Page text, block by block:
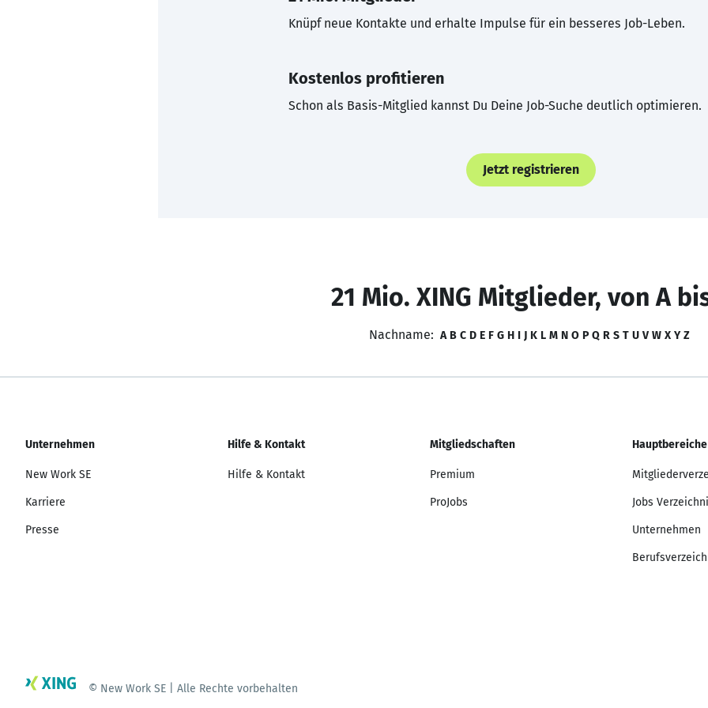
Knüpf neue Kontakte und erhalte Impulse für ein besseres Job-Leben.
Kostenlos profitieren
Schon als Basis-Mitglied kannst Du Deine Job-Suche deutlich optimieren.
Jetzt registrieren
21 Mio. XING Mitglieder, von A
Nachname: A B C D E F G H I J K L M N O P Q R S T U V W X Y Z
Unternehmen
New Work SE
Karriere
Presse
Hilfe & Kontakt
Hilfe & Kontakt
Mitgliedschaften
Premium
ProJobs
Hauptbereiche
Jobs
Unternehmen
© New Work SE | Alle Rechte vorbehalten